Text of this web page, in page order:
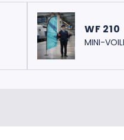
WF 210
MINI-